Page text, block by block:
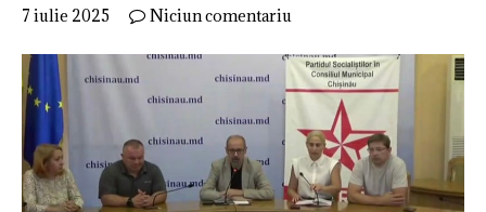
7 iulie 2025 Niciun comentariu